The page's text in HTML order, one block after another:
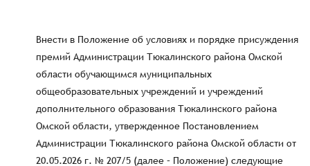
Внести в Положение об условиях и порядке присуждения
премий Администрации Тюкалинского района Омской
области обучающимся муниципальных
общеобразовательных учреждений и учреждений
дополнительного образования Тюкалинского района
Омской области, утвержденное Постановлением
Администрации Тюкалинского района Омской области от
20.05.2026 г. № 207/5 (далее – Положение) следующие